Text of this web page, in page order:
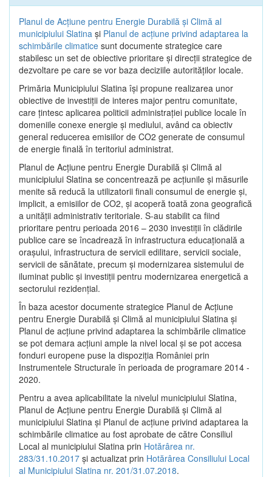
Planul de Acţiune pentru Energie Durabilă şi Climă al
municipiului Slatina şi Planul de acţiune privind adaptarea la
schimbările climatice sunt documente strategice care
stabilesc un set de obiective prioritare şi direcţii strategice de
dezvoltare pe care se vor baza deciziile autorităţilor locale.
Primăria Municipiului Slatina îşi propune realizarea unor
obiective de investiţii de interes major pentru comunitate,
care ţintesc aplicarea politicii administraţiei publice locale în
domeniile conexe energie şi mediului, având ca obiectiv
general reducerea emisiilor de CO2 generate de consumul
de energie finală în teritoriul administrat.
Planul de Acţiune pentru Energie Durabilă şi Climă al
municipiului Slatina se concentrează pe acţiunile şi măsurile
menite să reducă la utilizatorii finali consumul de energie şi,
implicit, a emisiilor de CO2, şi acoperă toată zona geografică
a unităţii administrativ teritoriale. S-au stabilit ca fiind
prioritare pentru perioada 2016 – 2030 investiţii în clădirile
publice care se încadrează în infrastructura educaţională a
oraşului, infrastructura de servicii edilitare, servicii sociale,
servicii de sănătate, precum şi modernizarea sistemului de
iluminat public şi investiţii pentru modernizarea energetică a
sectorului rezidenţial.
În baza acestor documente strategice Planul de Acţiune
pentru Energie Durabilă şi Climă al municipiului Slatina şi
Planul de acţiune privind adaptarea la schimbările climatice
se pot demara acţiuni ample la nivel local şi se pot accesa
fonduri europene puse la dispoziţia României prin
Instrumentele Structurale în perioada de programare 2014 -
2020.
Pentru a avea aplicabilitate la nivelul municipiului Slatina,
Planul de Acţiune pentru Energie Durabilă şi Climă al
municipiului Slatina şi Planul de acţiune privind adaptarea la
schimbările climatice au fost aprobate de către Consiliul
Local al municipiului Slatina prin Hotărârea nr.
283/31.10.2017 și actualizat prin Hotărârea Consiliului Local
al Municipiului Slatina nr. 201/31.07.2018.